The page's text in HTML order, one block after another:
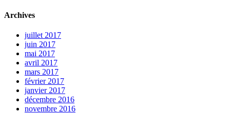
Archives
juillet 2017
juin 2017
mai 2017
avril 2017
mars 2017
février 2017
janvier 2017
décembre 2016
novembre 2016